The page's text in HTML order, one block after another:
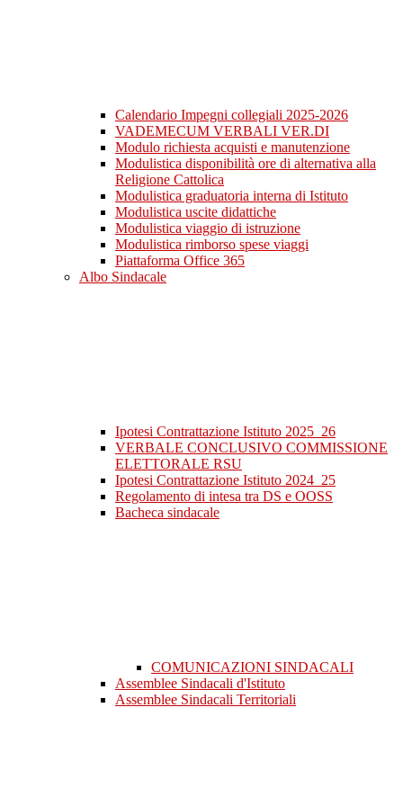
Calendario Impegni collegiali 2025-2026
VADEMECUM VERBALI VER.DI
Modulo richiesta acquisti e manutenzione
Modulistica disponibilità ore di alternativa alla
Religione Cattolica
Modulistica graduatoria interna di Istituto
Modulistica uscite didattiche
Modulistica viaggio di istruzione
Modulistica rimborso spese viaggi
Piattaforma Office 365
Albo Sindacale
Ipotesi Contrattazione Istituto 2025_26
VERBALE CONCLUSIVO COMMISSIONE
ELETTORALE RSU
Ipotesi Contrattazione Istituto 2024_25
Regolamento di intesa tra DS e OOSS
Bacheca sindacale
COMUNICAZIONI SINDACALI
Assemblee Sindacali d'Istituto
Assemblee Sindacali Territoriali